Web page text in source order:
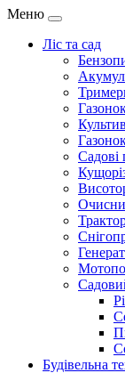
Меню
Ліс та сад
Садові
Будівельна